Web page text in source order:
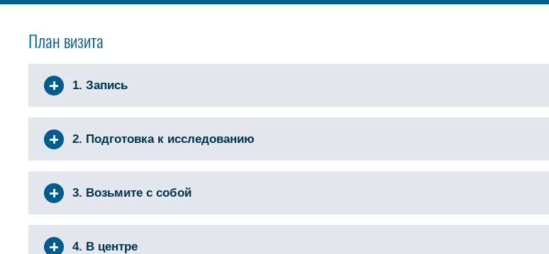
План визита
1. Запись
2. Подготовка к исследованию
3. Возьмите с собой
4. В центре